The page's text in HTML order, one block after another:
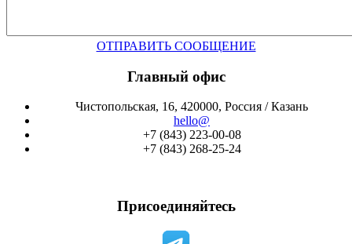
ОТПРАВИТЬ СООБЩЕНИЕ
Главный офис
Чистопольская, 16, 420000, Россия / Казань
hello@
+7 (843) 223-00-08
+7 (843) 268-25-24
Присоединяйтесь